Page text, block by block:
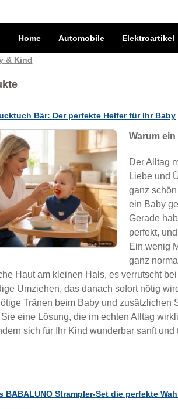
Home Automobile Elektroartikel
& Kind
Bär: Der perfekte Helfer für Ihr Baby
Warum
Der Alltag
Liebe und
ganz
ein Baby
Gerade
perfekt,
Ein wenig
ganz
Haut am kleinen Hals, es verrutscht
Umziehen, das danach sofort nötig
Tränen beim Baby und zusätzlichen
eine Lösung, die im echten Alltag
sich für Ihr Kind wunderbar sanft
BABALUNO Strampler-Set die perfekte